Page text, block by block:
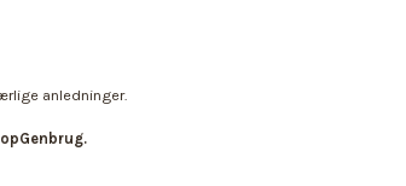
anledninger.